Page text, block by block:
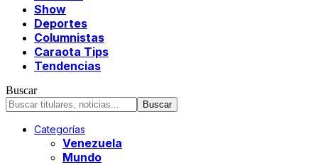
Show
Deportes
Columnistas
Caraota Tips
Tendencias
Buscar
Categorías
Venezuela
Mundo